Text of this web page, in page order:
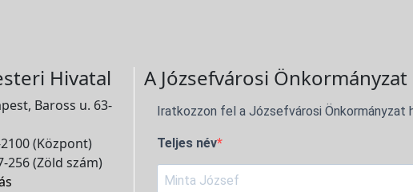
Hivatal
Baross u. 63-
(Központ)
256 (Zöld szám)
A Józsefvárosi
Iratkozzon fel a Józsefvárosi Önkormányzat
Teljes név